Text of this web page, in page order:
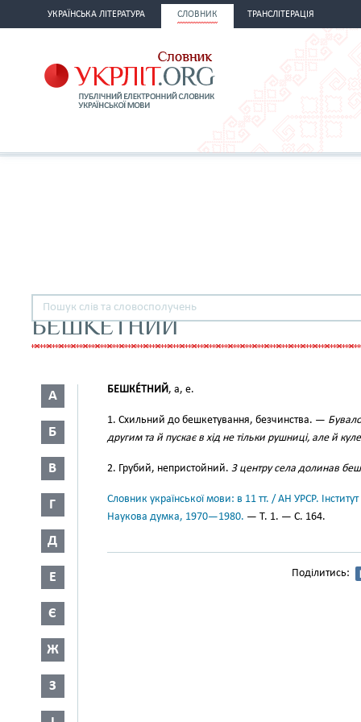
УКРАЇНСЬКА ЛІТЕРАТУРА СЛОВНИК ТРАНСЛІТЕРАЦІЯ
БЕШКЕТНИЙ
А
Б
В
Г
Д
Е
Є
Ж
З
БЕШКЕ́ТНИЙ, а, е.
1. Схильний до бешкетування, безчинства. —
другим та й пускає в хід не тільки рушниці, але й
2. Грубий, непристойний. З центру села долинав
Словник української мови: в 11 тт. / АН УРСР.
Наукова думка, 1970—1980. — Т. 1. — С. 164.
Поділитись: